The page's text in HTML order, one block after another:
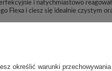
i natychmiastowo
Flexa i ciesz się idealnie czystym
określić warunki